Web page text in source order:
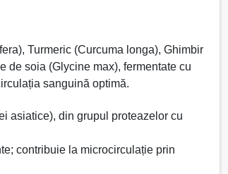
Turmeric (Curcuma longa), Ghimbir
de soia (Glycine max), fermentate cu
sanguină optimă.
asiatice), din grupul proteazelor cu
contribuie la microcirculație prin